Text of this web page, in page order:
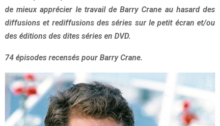
de mieux apprécier le travail de Barry Crane au hasard des
diffusions et rediffusions des séries sur le petit écran et/ou
des éditions des dites séries en DVD.
74 épisodes recensés pour Barry Crane.